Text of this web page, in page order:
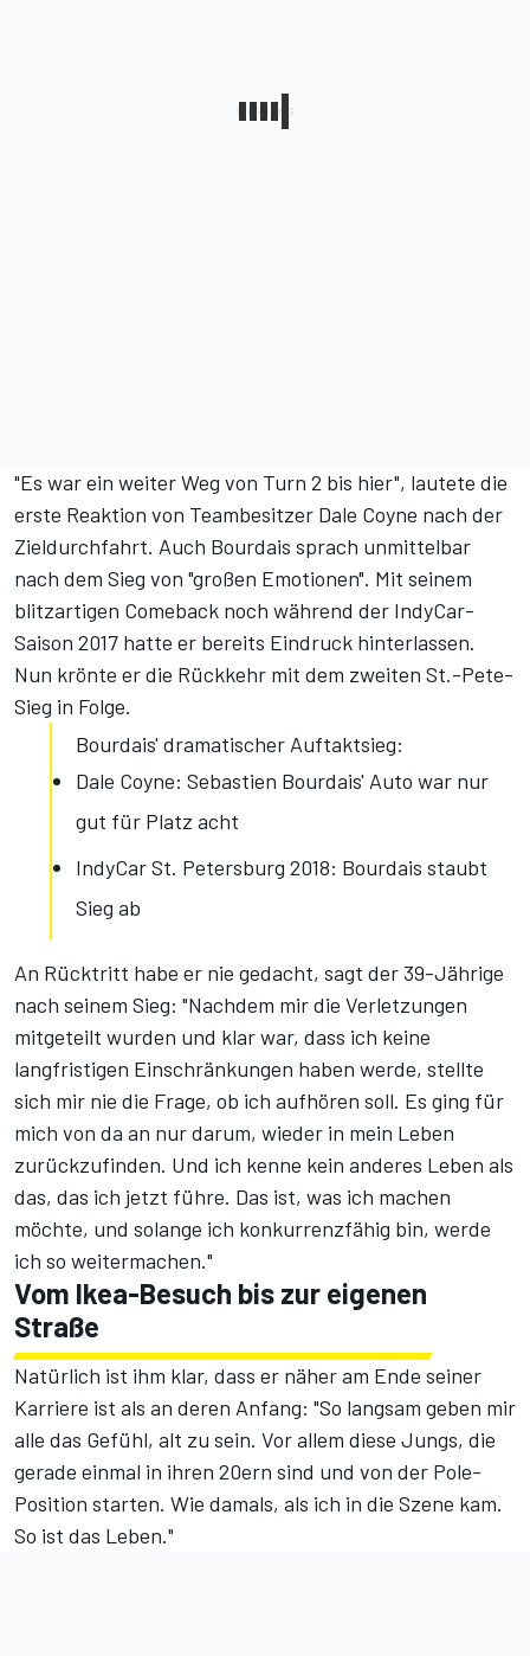
"Es war ein weiter Weg von Turn 2 bis hier", lautete die
erste Reaktion von Teambesitzer Dale Coyne nach der
Zieldurchfahrt. Auch Bourdais sprach unmittelbar
nach dem Sieg von "großen Emotionen". Mit seinem
blitzartigen Comeback noch während der IndyCar-
Saison 2017 hatte er bereits Eindruck hinterlassen.
Nun krönte er die Rückkehr mit dem zweiten St.-Pete-
Sieg in Folge.
Bourdais' dramatischer Auftaktsieg:
Dale Coyne: Sebastien Bourdais' Auto war nur
gut für Platz acht
IndyCar St. Petersburg 2018: Bourdais staubt
Sieg ab
An Rücktritt habe er nie gedacht, sagt der 39-Jährige
nach seinem Sieg: "Nachdem mir die Verletzungen
mitgeteilt wurden und klar war, dass ich keine
langfristigen Einschränkungen haben werde, stellte
sich mir nie die Frage, ob ich aufhören soll. Es ging für
mich von da an nur darum, wieder in mein Leben
zurückzufinden. Und ich kenne kein anderes Leben als
das, das ich jetzt führe. Das ist, was ich machen
möchte, und solange ich konkurrenzfähig bin, werde
ich so weitermachen."
Vom Ikea-Besuch bis zur eigenen
Straße
Natürlich ist ihm klar, dass er näher am Ende seiner
Karriere ist als an deren Anfang: "So langsam geben mir
alle das Gefühl, alt zu sein. Vor allem diese Jungs, die
gerade einmal in ihren 20ern sind und von der Pole-
Position starten. Wie damals, als ich in die Szene kam.
So ist das Leben."